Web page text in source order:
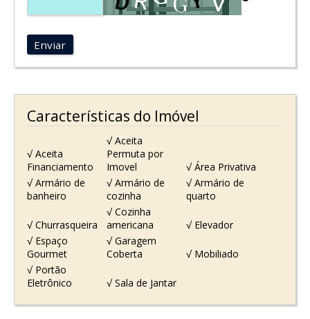
Enviar
Características do Imóvel
√ Aceita
Financiamento
√ Aceita
Permuta por
Imovel
√ Área Privativa
√ Armário de
banheiro
√ Armário de
cozinha
√ Armário de
quarto
√ Churrasqueira
√ Cozinha
americana
√ Elevador
√ Espaço
Gourmet
√ Garagem
Coberta
√ Mobiliado
√ Portão
Eletrônico
√ Sala de Jantar